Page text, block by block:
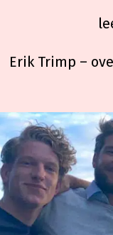
Erik Trimp –